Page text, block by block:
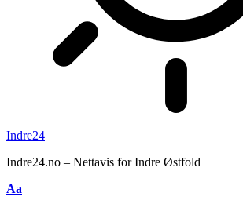
Indre24
Indre24.no – Nettavis for Indre Østfold
Endre
Aa